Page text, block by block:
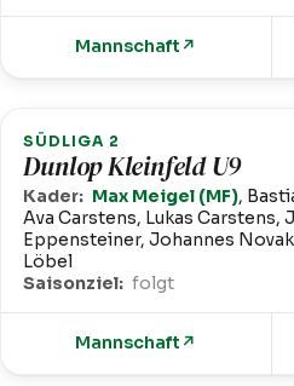
Mannschaft ↗
SÜDLIGA 2
Dunlop Kleinfeld U9
Kader: Max Meigel (MF),
Ava Carstens, Lukas Carstens,
Eppensteiner, Johannes
Löbel
Saisonziel: folgt
Mannschaft ↗